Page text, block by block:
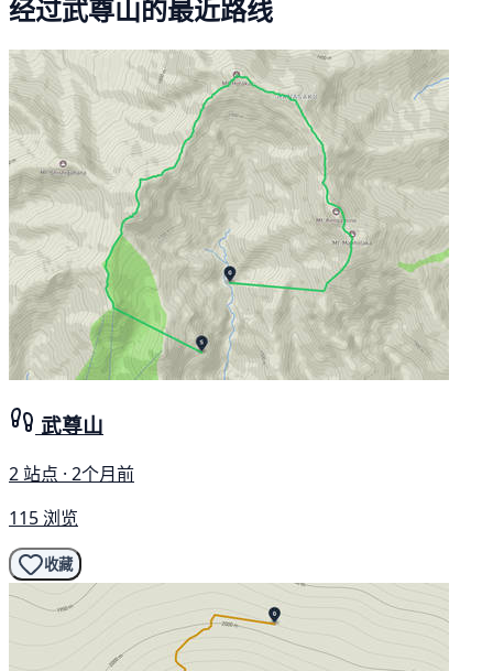
经过武尊山的最近路线
武尊山
2 站点 · 2个月前
115 浏览
收藏